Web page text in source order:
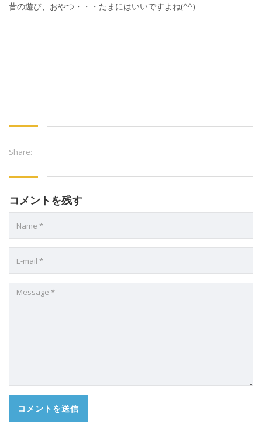
昔の遊び、おやつ・・・たまにはいいですよね(^^)
Share:
コメントを残す